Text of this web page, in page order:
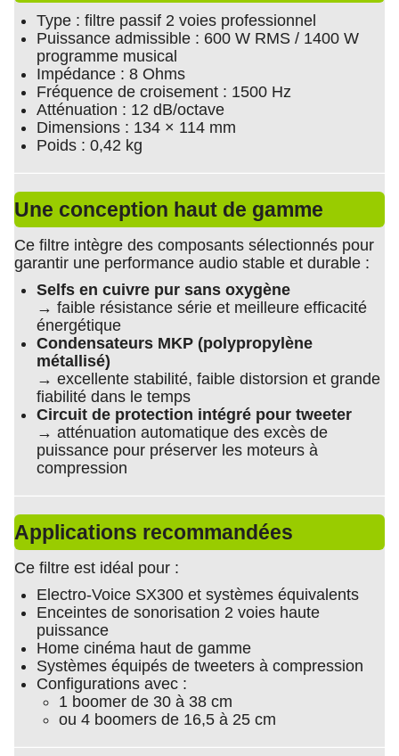
Type : filtre passif 2 voies professionnel
Puissance admissible : 600 W RMS / 1400 W
programme musical
Impédance : 8 Ohms
Fréquence de croisement : 1500 Hz
Atténuation : 12 dB/octave
Dimensions : 134 × 114 mm
Poids : 0,42 kg
Une conception haut de gamme
Ce filtre intègre des composants sélectionnés pour
garantir une performance audio stable et durable :
Selfs en cuivre pur sans oxygène
→ faible résistance série et meilleure efficacité
énergétique
Condensateurs MKP (polypropylène
métallisé)
→ excellente stabilité, faible distorsion et grande
fiabilité dans le temps
Circuit de protection intégré pour tweeter
→ atténuation automatique des excès de
puissance pour préserver les moteurs à
compression
Applications recommandées
Ce filtre est idéal pour :
Electro-Voice SX300 et systèmes équivalents
Enceintes de sonorisation 2 voies haute
puissance
Home cinéma haut de gamme
Systèmes équipés de tweeters à compression
Configurations avec :
1 boomer de 30 à 38 cm
ou 4 boomers de 16,5 à 25 cm